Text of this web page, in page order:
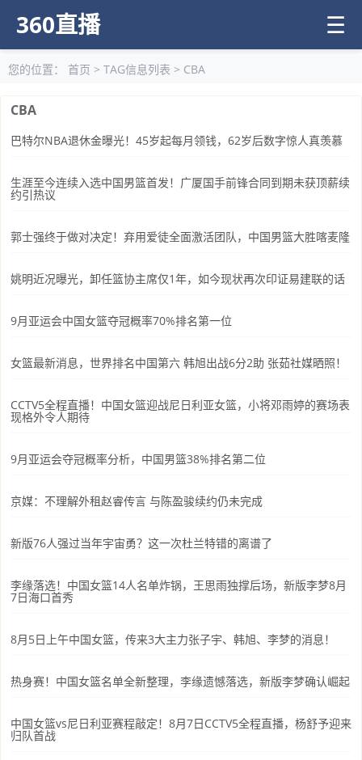
360直播 ☰
您的位置： 首页 > TAG信息列表 > CBA
CBA
巴特尔NBA退休金曝光！45岁起每月领钱，62岁后数字惊人真羡慕
生涯至今连续入选中国男篮首发！广厦国手前锋合同到期未获顶薪续
约引热议
郭士强终于做对决定！弃用爱徒全面激活团队，中国男篮大胜喀麦隆
姚明近况曝光，卸任篮协主席仅1年，如今现状再次印证易建联的话
9月亚运会中国女篮夺冠概率70%排名第一位
女篮最新消息，世界排名中国第六 韩旭出战6分2助 张茹社媒晒照！
CCTV5全程直播！中国女篮迎战尼日利亚女篮，小将邓雨婷的赛场表
现格外令人期待
9月亚运会夺冠概率分析，中国男篮38%排名第二位
京媒：不理解外租赵睿传言 与陈盈骏续约仍未完成
新版76人强过当年宇宙勇？这一次杜兰特错的离谱了
李缘落选！中国女篮14人名单炸锅，王思雨独撑后场，新版李梦8月
7日海口首秀
8月5日上午中国女篮，传来3大主力张子宇、韩旭、李梦的消息！
热身赛！中国女篮名单全新整理，李缘遗憾落选，新版李梦确认崛起
中国女篮vs尼日利亚赛程敲定！8月7日CCTV5全程直播，杨舒予迎来
归队首战